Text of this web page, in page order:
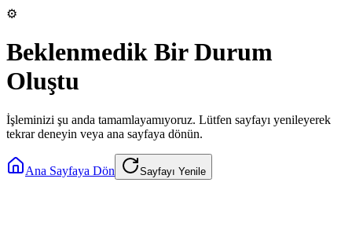
⚙️
Beklenmedik Bir Durum
Oluştu
İşleminizi şu anda tamamlayamıyoruz. Lütfen sayfayı yenileyerek
tekrar deneyin veya ana sayfaya dönün.
Ana Sayfaya Dön Sayfayı Yenile